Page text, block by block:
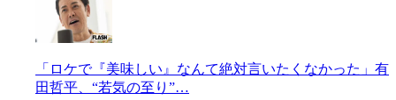
「ロケで『美味しい』なんて絶対言いたくなかった」有
田哲平、“若気の至り”…